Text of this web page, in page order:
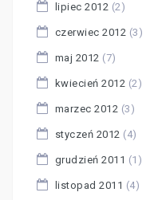
lipiec 2012 (2)
czerwiec 2012 (3)
maj 2012 (7)
kwiecień 2012 (2)
marzec 2012 (3)
styczeń 2012 (4)
grudzień 2011 (1)
listopad 2011 (4)